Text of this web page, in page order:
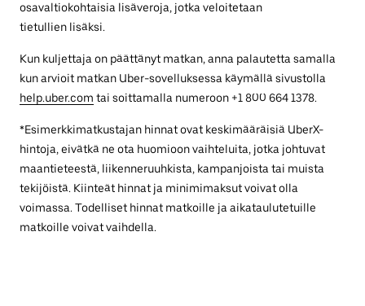
osavaltiokohtaisia lisäveroja, jotka veloitetaan
tietullien lisäksi.
Kun kuljettaja on päättänyt matkan, anna palautetta samalla
kun arvioit matkan Uber-sovelluksessa käymällä sivustolla
help.uber.com tai soittamalla numeroon +1 800 664 1378.
*Esimerkkimatkustajan hinnat ovat keskimääräisiä UberX-
hintoja, eivätkä ne ota huomioon vaihteluita, jotka johtuvat
maantieteestä, liikenneruuhkista, kampanjoista tai muista
tekijöistä. Kiinteät hinnat ja minimimaksut voivat olla
voimassa. Todelliset hinnat matkoille ja aikataulutetuille
matkoille voivat vaihdella.